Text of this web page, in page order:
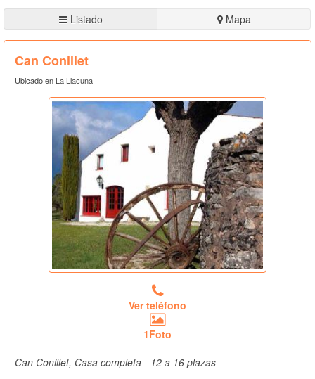
Listado Mapa
Can Conillet
Ubicado en La Llacuna
Ver teléfono
1Foto
Can Conillet, Casa completa - 12 a 16 plazas